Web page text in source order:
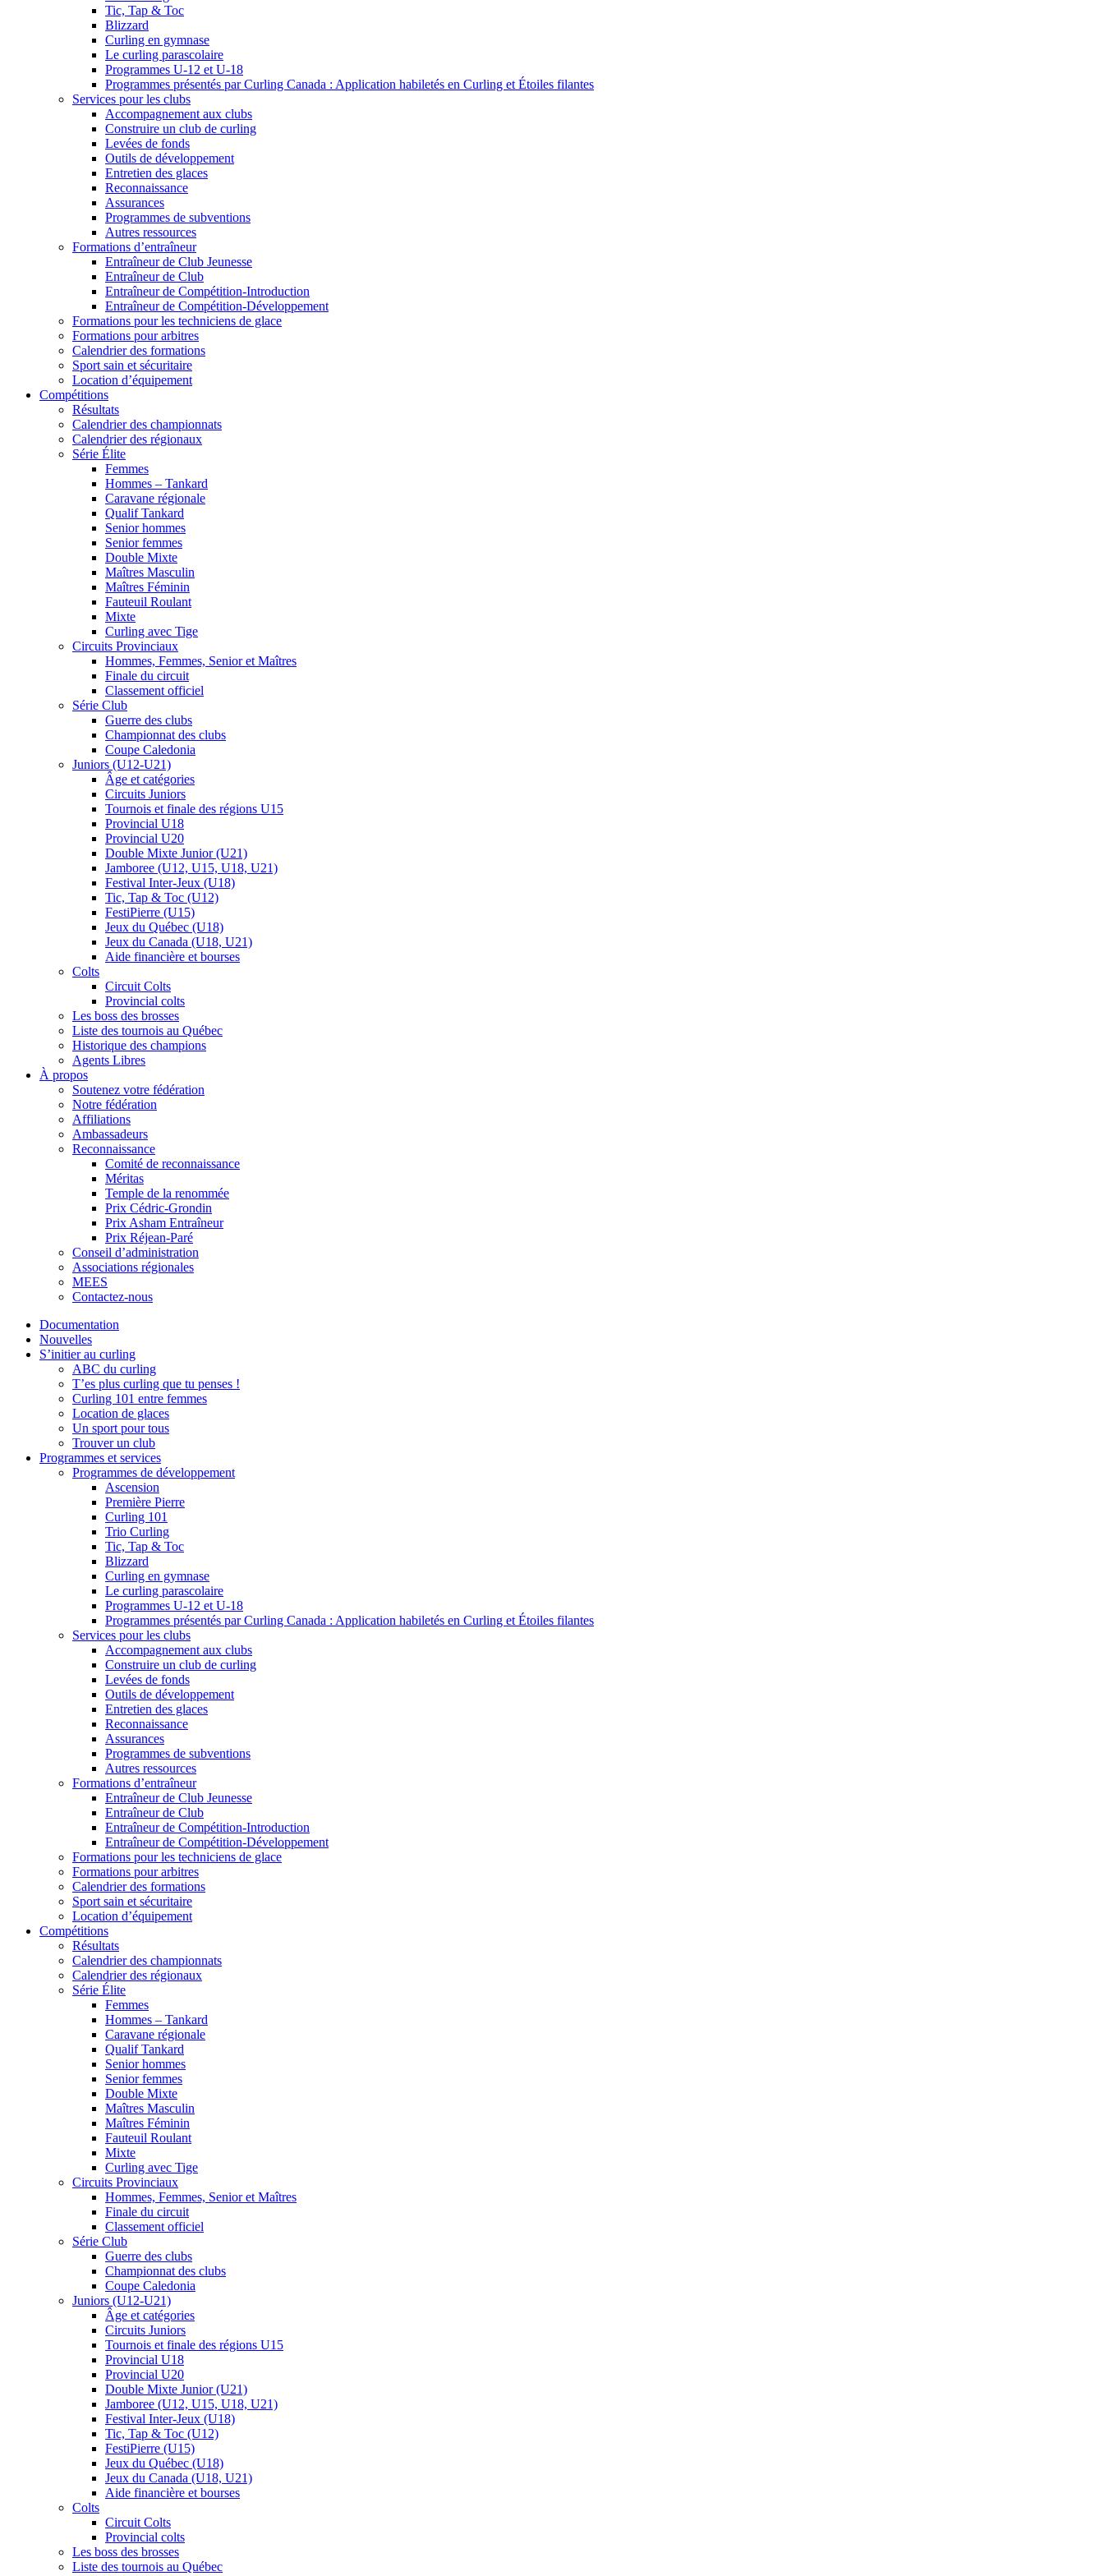
Tic, Tap & Toc
Blizzard
Curling en gymnase
Le curling parascolaire
Programmes U-12 et U-18
Programmes présentés par Curling Canada : Application habiletés en Curling et Étoiles filantes
Services pour les clubs
Accompagnement aux clubs
Construire un club de curling
Levées de fonds
Outils de développement
Entretien des glaces
Reconnaissance
Assurances
Programmes de subventions
Autres ressources
Formations d’entraîneur
Entraîneur de Club Jeunesse
Entraîneur de Club
Entraîneur de Compétition-Introduction
Entraîneur de Compétition-Développement
Formations pour les techniciens de glace
Formations pour arbitres
Calendrier des formations
Sport sain et sécuritaire
Location d’équipement
Compétitions
Résultats
Calendrier des championnats
Calendrier des régionaux
Série Élite
Femmes
Hommes – Tankard
Caravane régionale
Qualif Tankard
Senior hommes
Senior femmes
Double Mixte
Maîtres Masculin
Maîtres Féminin
Fauteuil Roulant
Mixte
Curling avec Tige
Circuits Provinciaux
Hommes, Femmes, Senior et Maîtres
Finale du circuit
Classement officiel
Série Club
Guerre des clubs
Championnat des clubs
Coupe Caledonia
Juniors (U12-U21)
Âge et catégories
Circuits Juniors
Tournois et finale des régions U15
Provincial U18
Provincial U20
Double Mixte Junior (U21)
Jamboree (U12, U15, U18, U21)
Festival Inter-Jeux (U18)
Tic, Tap & Toc (U12)
FestiPierre (U15)
Jeux du Québec (U18)
Jeux du Canada (U18, U21)
Aide financière et bourses
Colts
Circuit Colts
Provincial colts
Les boss des brosses
Liste des tournois au Québec
Historique des champions
Agents Libres
À propos
Soutenez votre fédération
Notre fédération
Affiliations
Ambassadeurs
Reconnaissance
Comité de reconnaissance
Méritas
Temple de la renommée
Prix Cédric-Grondin
Prix Asham Entraîneur
Prix Réjean-Paré
Conseil d’administration
Associations régionales
MEES
Contactez-nous
Documentation
Nouvelles
S’initier au curling
ABC du curling
T’es plus curling que tu penses !
Curling 101 entre femmes
Location de glaces
Un sport pour tous
Trouver un club
Programmes et services
Programmes de développement
Ascension
Première Pierre
Curling 101
Trio Curling
Tic, Tap & Toc
Blizzard
Curling en gymnase
Le curling parascolaire
Programmes U-12 et U-18
Programmes présentés par Curling Canada : Application habiletés en Curling et Étoiles filantes
Services pour les clubs
Accompagnement aux clubs
Construire un club de curling
Levées de fonds
Outils de développement
Entretien des glaces
Reconnaissance
Assurances
Programmes de subventions
Autres ressources
Formations d’entraîneur
Entraîneur de Club Jeunesse
Entraîneur de Club
Entraîneur de Compétition-Introduction
Entraîneur de Compétition-Développement
Formations pour les techniciens de glace
Formations pour arbitres
Calendrier des formations
Sport sain et sécuritaire
Location d’équipement
Compétitions
Résultats
Calendrier des championnats
Calendrier des régionaux
Série Élite
Femmes
Hommes – Tankard
Caravane régionale
Qualif Tankard
Senior hommes
Senior femmes
Double Mixte
Maîtres Masculin
Maîtres Féminin
Fauteuil Roulant
Mixte
Curling avec Tige
Circuits Provinciaux
Hommes, Femmes, Senior et Maîtres
Finale du circuit
Classement officiel
Série Club
Guerre des clubs
Championnat des clubs
Coupe Caledonia
Juniors (U12-U21)
Âge et catégories
Circuits Juniors
Tournois et finale des régions U15
Provincial U18
Provincial U20
Double Mixte Junior (U21)
Jamboree (U12, U15, U18, U21)
Festival Inter-Jeux (U18)
Tic, Tap & Toc (U12)
FestiPierre (U15)
Jeux du Québec (U18)
Jeux du Canada (U18, U21)
Aide financière et bourses
Colts
Circuit Colts
Provincial colts
Les boss des brosses
Liste des tournois au Québec